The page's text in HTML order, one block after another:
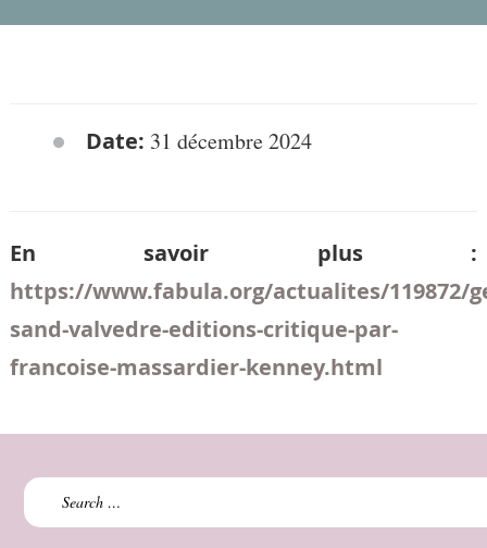
Date: 31 décembre 2024
En savoir plus :
https://www.fabula.org/actualites/119872/
sand-valvedre-editions-critique-par-
francoise-massardier-kenney.html
Search
for: